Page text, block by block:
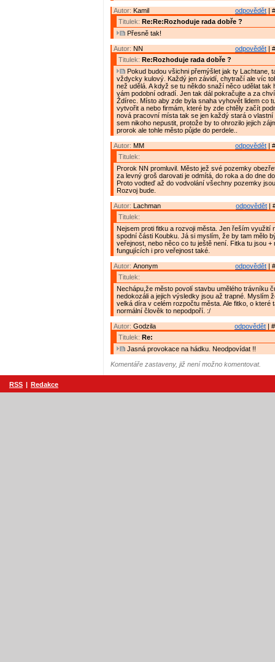
odpovědět |
Autor: Kamil
Titulek: Re:Re:Rozhoduje rada dobře ?
Přesně tak!
odpovědět |
Autor: NN
Titulek: Re:Rozhoduje rada dobře ?
Pokud budou všichni přemýšlet jak ty Lachtane,
vždycky kulový. Každý jen závidí, chytračí ale víc
než udělá. A když se tu někdo snaží něco udělat tak
vám podobní odradí. Jen tak dál pokračujte a za
Ždírec. Místo aby zde byla snaha vyhovět lidem co
vytvořit a nebo firmám, které by zde chtěly začít
nová pracovní místa tak se jen každý stará o
sem nikoho nepustit, protože by to ohrozilo jejich
prorok ale tohle město půjde do perdele..
odpovědět |
Autor: MM
Titulek:
Prorok NN promluvil. Město jež své pozemky
za levný groš darovati je odmítá, do roka a do dne
Proto vodteď až do vodvolání všechny pozemky
Rozvoj bude.
odpovědět |
Autor: Lachman
Titulek:
Nejsem proti fitku a rozvoji města. Jen řeším využití
spodní části Koubku. Já si myslím, že by tam mělo
veřejnost, nebo něco co tu ještě není. Fitka tu jsou +
fungujících i pro veřejnost také.
odpovědět |
Autor: Anonym
Titulek:
Nechápu,že město povolí stavbu umělého trávníku
nedokozáli a jejich výsledky jsou až trapné. Myslím
velká díra v celém rozpočtu města. Ale fitko, o které
normální člověk to nepodpoří. :/
odpovědět |
Autor: Godzila
Titulek: Re:
Jasná provokace na hádku. Neodpovídat !!
Komentáře zastaveny, již není možno komentovat.
RSS | Redakce